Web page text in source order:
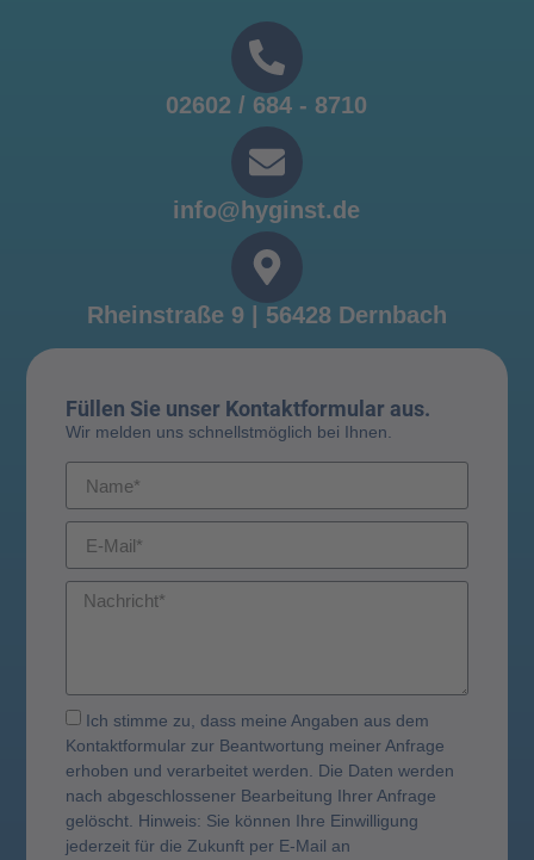
02602 / 684 - 8710
info@hyginst.de
Rheinstraße 9 | 56428 Dernbach
Füllen Sie unser Kontaktformular aus.
Wir melden uns schnellstmöglich bei Ihnen.
Ich stimme zu, dass meine Angaben aus dem
Kontaktformular zur Beantwortung meiner Anfrage
erhoben und verarbeitet werden. Die Daten werden
nach abgeschlossener Bearbeitung Ihrer Anfrage
gelöscht. Hinweis: Sie können Ihre Einwilligung
jederzeit für die Zukunft per E-Mail an